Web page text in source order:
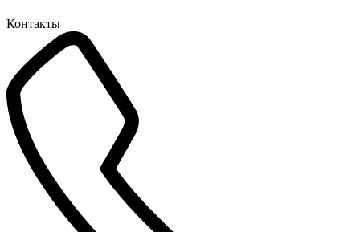
Контакты